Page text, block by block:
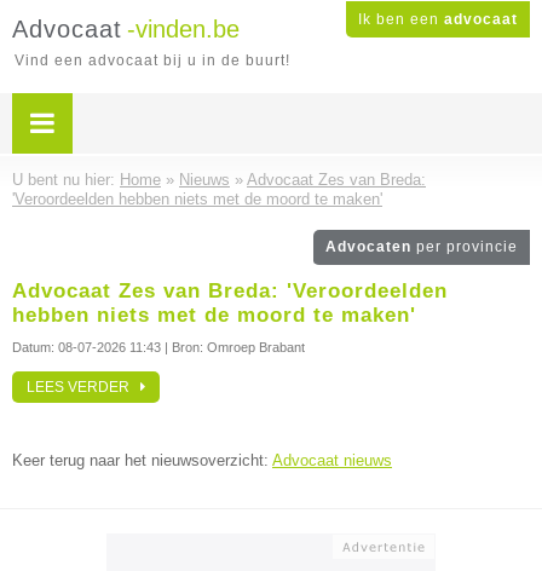
Ik ben een advocaat
Advocaat -vinden.be
Vind een advocaat bij u in de buurt!
U bent nu hier: Home » Nieuws » Advocaat Zes van Breda:
'Veroordeelden hebben niets met de moord te maken'
Advocaten per provincie
Advocaat Zes van Breda: 'Veroordeelden
hebben niets met de moord te maken'
Datum: 08-07-2026 11:43 | Bron: Omroep Brabant
LEES VERDER
Keer terug naar het nieuwsoverzicht: Advocaat nieuws